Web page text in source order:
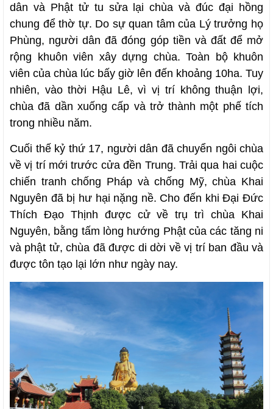
dân và Phật tử tu sửa lại chùa và đúc đại hồng
chung để thờ tự. Do sự quan tâm của Lý trưởng họ
Phùng, người dân đã đóng góp tiền và đất để mở
rộng khuôn viên xây dựng chùa. Toàn bộ khuôn
viên của chùa lúc bấy giờ lên đến khoảng 10ha. Tuy
nhiên, vào thời Hậu Lê, vì vị trí không thuận lợi,
chùa đã dần xuống cấp và trở thành một phế tích
trong nhiều năm.
Cuối thế kỷ thứ 17, người dân đã chuyển ngôi chùa
về vị trí mới trước cửa đền Trung. Trải qua hai cuộc
chiến tranh chống Pháp và chống Mỹ, chùa Khai
Nguyên đã bị hư hại nặng nề. Cho đến khi Đại Đức
Thích Đạo Thịnh được cử về trụ trì chùa Khai
Nguyên, bằng tấm lòng hướng Phật của các tăng ni
và phật tử, chùa đã được di dời về vị trí ban đầu và
được tôn tạo lại lớn như ngày nay.